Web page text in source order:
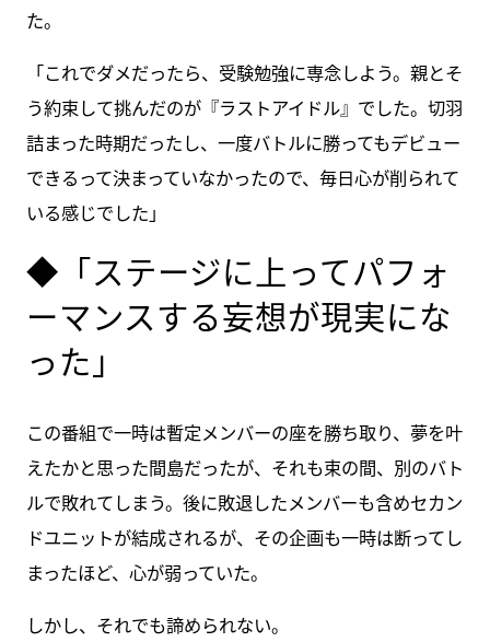
た。
「これでダメだったら、受験勉強に専念しよう。親とそ
う約束して挑んだのが『ラストアイドル』でした。切羽
詰まった時期だったし、一度バトルに勝ってもデビュー
できるって決まっていなかったので、毎日心が削られて
いる感じでした」
◆「ステージに上ってパフォ
ーマンスする妄想が現実にな
った」
この番組で一時は暫定メンバーの座を勝ち取り、夢を叶
えたかと思った間島だったが、それも束の間、別のバト
ルで敗れてしまう。後に敗退したメンバーも含めセカン
ドユニットが結成されるが、その企画も一時は断ってし
まったほど、心が弱っていた。
しかし、それでも諦められない。